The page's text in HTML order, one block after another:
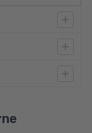
und
Anwendung